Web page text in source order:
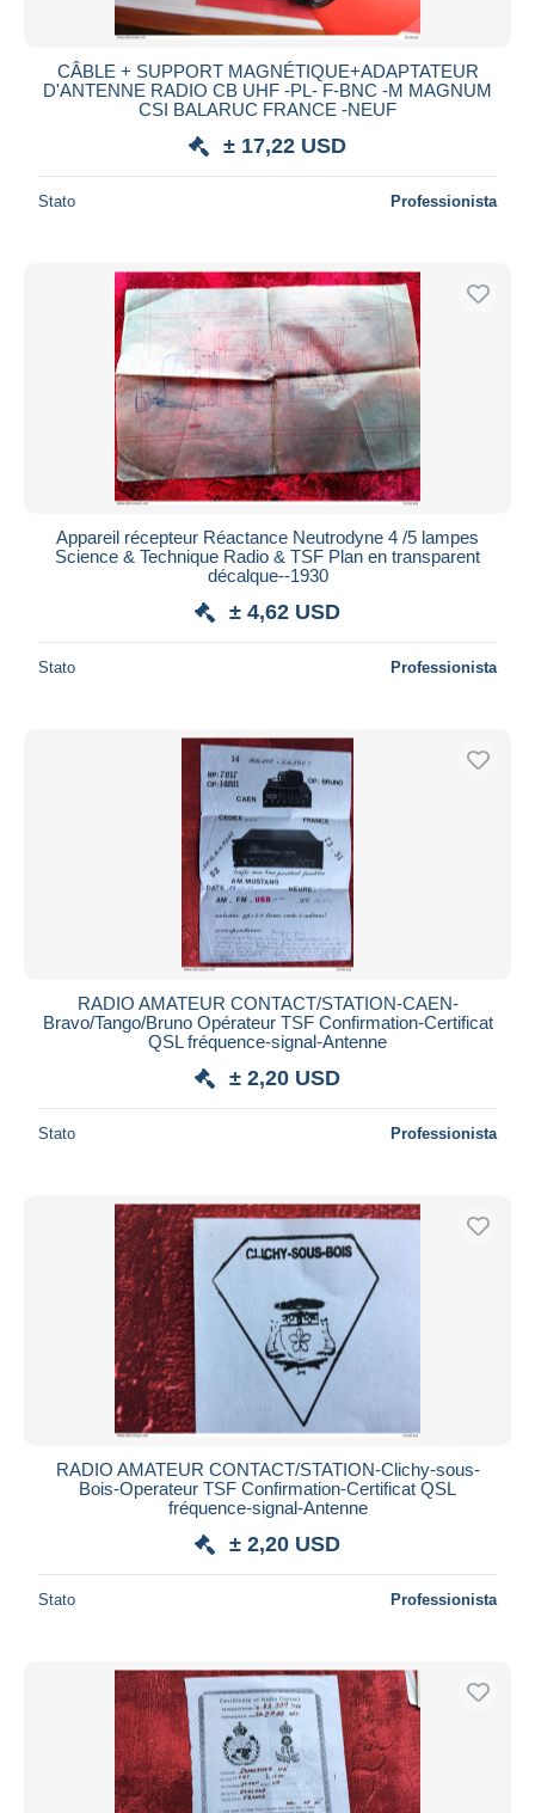
CÂBLE + SUPPORT MAGNÉTIQUE+ADAPTATEUR
D'ANTENNE RADIO CB UHF -PL- F-BNC -M MAGNUM
CSI BALARUC FRANCE -NEUF
± 17,22 USD
Stato Professionista
Appareil récepteur Réactance Neutrodyne 4 /5 lampes
Science & Technique Radio & TSF Plan en transparent
décalque--1930
± 4,62 USD
Stato Professionista
RADIO AMATEUR CONTACT/STATION-CAEN-
Bravo/Tango/Bruno Opérateur TSF Confirmation-Certificat
QSL fréquence-signal-Antenne
± 2,20 USD
Stato Professionista
RADIO AMATEUR CONTACT/STATION-Clichy-sous-
Bois-Operateur TSF Confirmation-Certificat QSL
fréquence-signal-Antenne
± 2,20 USD
Stato Professionista